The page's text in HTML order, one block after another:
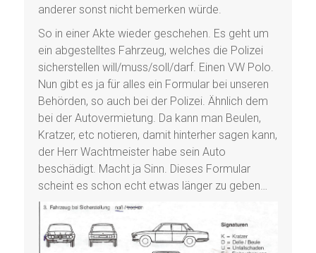
anderer sonst nicht bemerken würde.
So in einer Akte wieder geschehen. Es geht um
ein abgestelltes Fahrzeug, welches die Polizei
sicherstellen will/muss/soll/darf. Einen VW Polo.
Nun gibt es ja für alles ein Formular bei unseren
Behörden, so auch bei der Polizei. Ähnlich dem
bei der Autovermietung. Da kann man Beulen,
Kratzer, etc notieren, damit hinterher sagen kann,
der Herr Wachtmeister habe sein Auto
beschädigt. Macht ja Sinn. Dieses Formular
scheint es schon echt etwas länger zu geben…